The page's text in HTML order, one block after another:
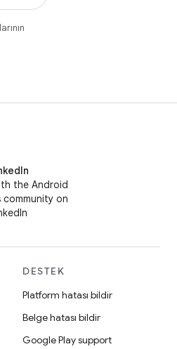
the Android
community on
DESTEK
Platform hatası bildir
Belge hatası bildir
Google Play support